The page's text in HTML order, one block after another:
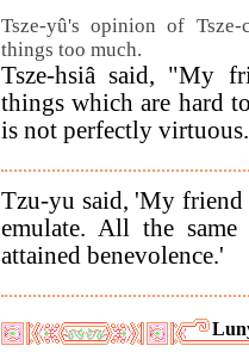
Tsze-yû's opinion of
things too much.
Tsze-hsiâ said, "My
things which are hard
is not perfectly
Tzu-yu said, 'My
emulate. All the
attained benevolence.'